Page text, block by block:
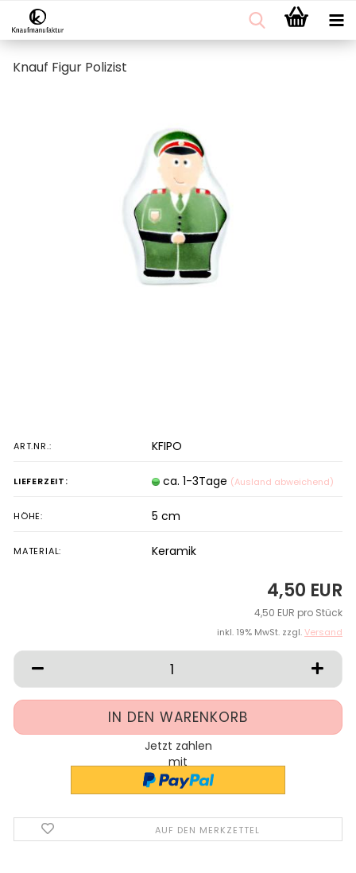
Knauf Figur Polizist
ART.NR.: KFIPO
LIEFERZEIT: ca. 1-3Tage (Ausland abweichend)
HÖHE: 5 cm
MATERIAL: Keramik
4,50 EUR
4,50 EUR pro Stück
inkl. 19% MwSt. zzgl.Versand
Jetzt zahlen
mit
AUF DEN MERKZETTEL